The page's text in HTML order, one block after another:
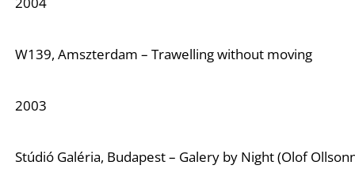
W139, Amszterdam – Trawelling without moving
2003
Stúdió Galéria, Budapest – Galery by Night (Olof